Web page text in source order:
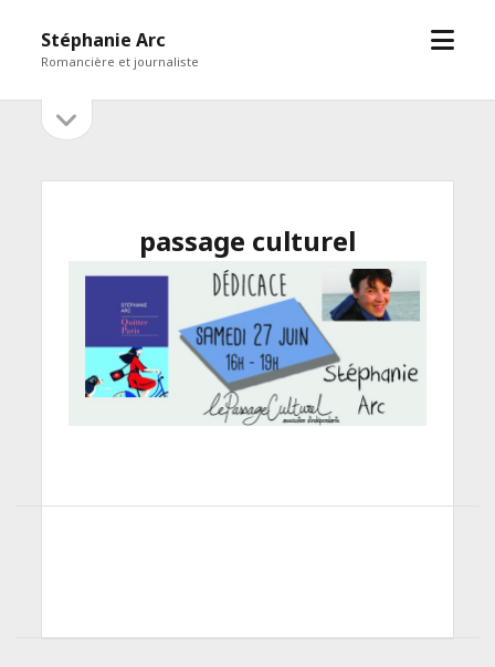
Stéphanie Arc
Romancière et journaliste
open
Sidebar
sidebar
passage culturel